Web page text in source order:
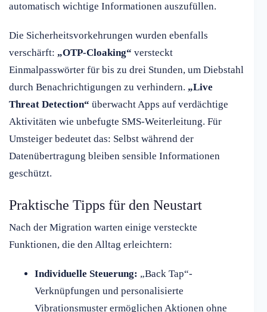
automatisch wichtige Informationen auszufüllen.
Die Sicherheitsvorkehrungen wurden ebenfalls
verschärft: „OTP-Cloaking“ versteckt
Einmalpasswörter für bis zu drei Stunden, um Diebstahl
durch Benachrichtigungen zu verhindern. „Live
Threat Detection“ überwacht Apps auf verdächtige
Aktivitäten wie unbefugte SMS-Weiterleitung. Für
Umsteiger bedeutet das: Selbst während der
Datenübertragung bleiben sensible Informationen
geschützt.
Praktische Tipps für den Neustart
Nach der Migration warten einige versteckte
Funktionen, die den Alltag erleichtern:
Individuelle Steuerung: „Back Tap“-
Verknüpfungen und personalisierte
Vibrationsmuster ermöglichen Aktionen ohne